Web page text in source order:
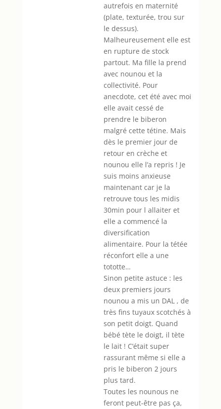
autrefois en maternité
(plate, texturée, trou sur
le dessus).
Malheureusement elle est
en rupture de stock
partout. Ma fille la prend
avec nounou et la
collectivité. Pour
anecdote, cet été avec moi
elle avait cessé de
prendre le biberon
malgré cette tétine. Mais
dès le premier jour de
retour en crèche et
nounou elle l’a repris ! Je
suis moins anxieuse
maintenant car je la
retrouve tous les midis
30min pour l allaiter et
elle a commencé la
diversification
alimentaire. Pour la tétée
réconfort elle a une
tototte…
Sinon petite astuce : les
deux premiers jours
nounou a mis un DAL , de
très fins tuyaux scotchés à
son petit doigt. Quand
bébé tète le doigt, il tète
le lait ! C’était super
rassurant même si elle a
pris le biberon 2 jours
plus tard.
Toutes les nounous ne
feront peut-être pas ça,